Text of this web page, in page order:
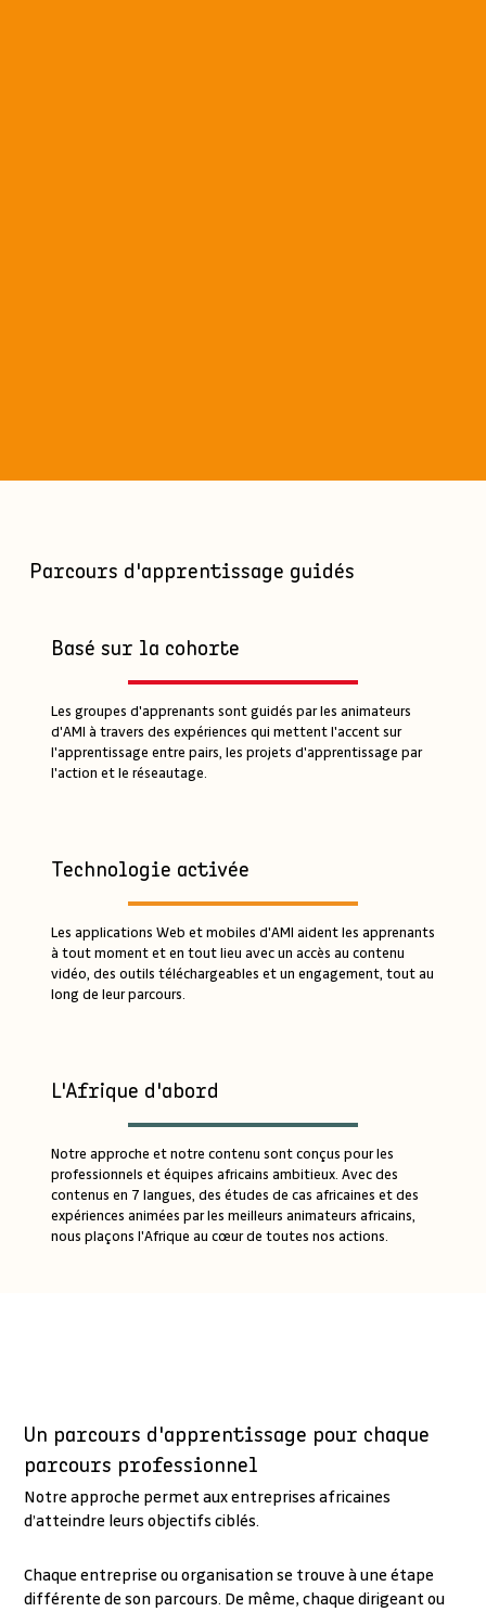
Parcours d'apprentissage guidés
Basé sur la cohorte
Les groupes d'apprenants sont guidés par les animateurs
d'AMI à travers des expériences qui mettent l'accent sur
l'apprentissage entre pairs, les projets d'apprentissage par
l'action et le réseautage.
Technologie activée
Les applications Web et mobiles d'AMI aident les apprenants
à tout moment et en tout lieu avec un accès au contenu
vidéo, des outils téléchargeables et un engagement, tout au
long de leur parcours.
L'Afrique d'abord
Notre approche et notre contenu sont conçus pour les
professionnels et équipes africains ambitieux. Avec des
contenus en 7 langues, des études de cas africaines et des
expériences animées par les meilleurs animateurs africains,
nous plaçons l'Afrique au cœur de toutes nos actions.
Un parcours d'apprentissage pour chaque
parcours professionnel
Notre approche permet aux entreprises africaines
d’atteindre leurs objectifs ciblés.
Chaque entreprise ou organisation se trouve à une étape
différente de son parcours. De même, chaque dirigeant ou